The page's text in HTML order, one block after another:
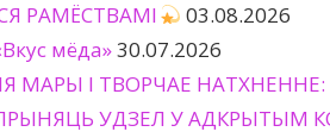
РАМЁСТВАМІ
03.08.2026
мёда»30.07.2026
МАРЫ І ТВОРЧАЕ НАТХНЕННЕ:
УДЗЕЛ У АДКРЫТЫМ